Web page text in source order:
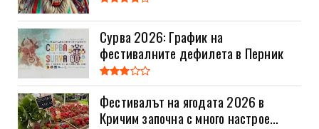
Сурва 2026: График на
фестивалните дефилета в Перник
Фестивалът на ягодата 2026 в
Кричим започна с много настрое...